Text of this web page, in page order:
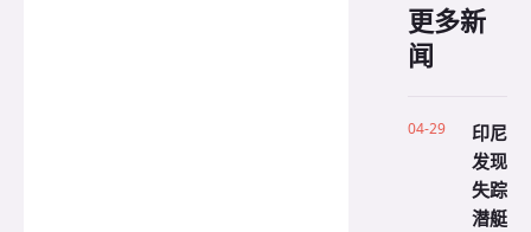
更多新
闻
04-29
印尼
发现
失踪
潜艇